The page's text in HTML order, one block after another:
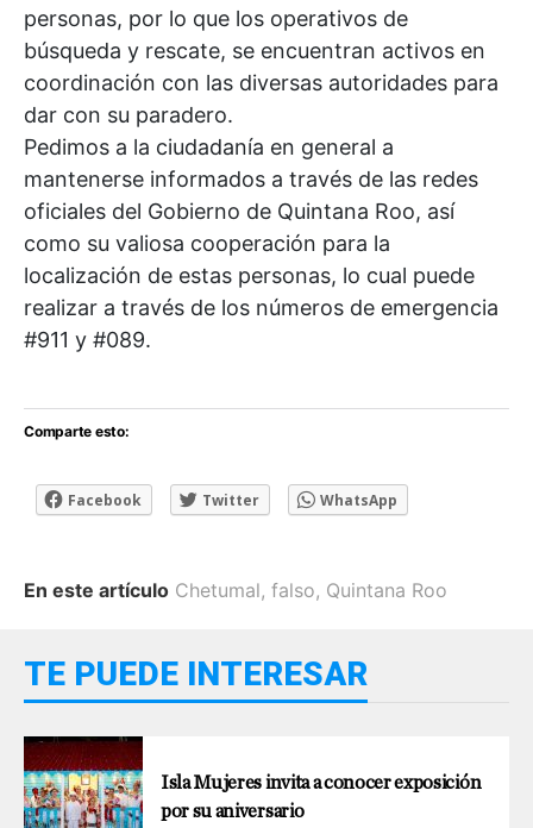
personas, por lo que los operativos de
búsqueda y rescate, se encuentran activos en
coordinación con las diversas autoridades para
dar con su paradero.
Pedimos a la ciudadanía en general a
mantenerse informados a través de las redes
oficiales del Gobierno de Quintana Roo, así
como su valiosa cooperación para la
localización de estas personas, lo cual puede
realizar a través de los números de emergencia
#911 y #089.
Comparte esto:
Facebook Twitter WhatsApp
En este artículo Chetumal, falso, Quintana Roo
TE PUEDE INTERESAR
Isla Mujeres invita a conocer exposición
por su aniversario